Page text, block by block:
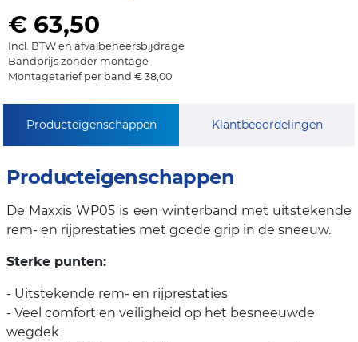
€ 63,50
Incl. BTW en afvalbeheersbijdrage
Bandprijs zonder montage
Montagetarief per band € 38,00
Producteigenschappen Klantbeoordelingen
Producteigenschappen
De Maxxis WP05 is een winterband met uitstekende
rem- en rijprestaties met goede grip in de sneeuw.
Sterke punten:
- Uitstekende rem- en rijprestaties
- Veel comfort en veiligheid op het besneeuwde
wegdek